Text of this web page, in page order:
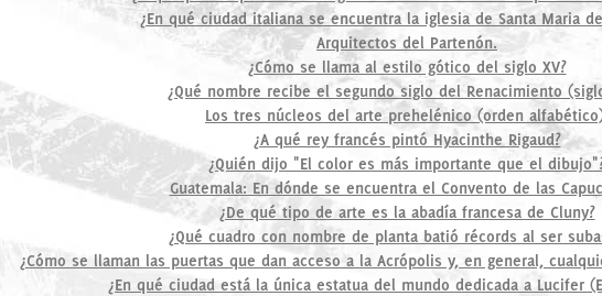
¿En qué ciudad italiana se encuentra la iglesia de Santa Maria
Arquitectos del Partenón.
¿Cómo se llama al estilo gótico del siglo XV?
¿Qué nombre recibe el segundo siglo del Renacimiento
Los tres núcleos del arte prehelénico (orden
¿A qué rey francés pintó Hyacinthe Rigaud?
¿Quién dijo "El color es más importante que el
Guatemala: En dónde se encuentra el Convento de las
¿De qué tipo de arte es la abadía francesa de Cluny?
¿Qué cuadro con nombre de planta batió récords al ser
¿Cómo se llaman las puertas que dan acceso a la Acrópolis y, en general,
¿En qué ciudad está la única estatua del mundo dedicada a Lucifer